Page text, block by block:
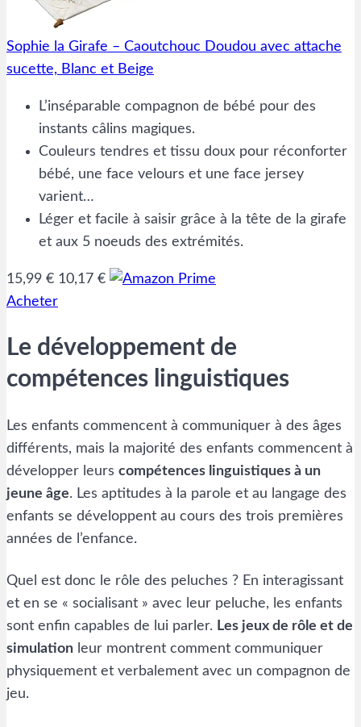
Sophie la Girafe – Caoutchouc Doudou avec attache
sucette, Blanc et Beige
L’inséparable compagnon de bébé pour des
instants câlins magiques.
Couleurs tendres et tissu doux pour réconforter
bébé, une face velours et une face jersey
varient…
Léger et facile à saisir grâce à la tête de la girafe
et aux 5 noeuds des extrémités.
15,99 € 10,17 €
Acheter
Le développement de
compétences linguistiques
Les enfants commencent à communiquer à des âges
différents, mais la majorité des enfants commencent à
développer leurs compétences linguistiques à un
jeune âge. Les aptitudes à la parole et au langage des
enfants se développent au cours des trois premières
années de l’enfance.
Quel est donc le rôle des peluches ? En interagissant
et en se « socialisant » avec leur peluche, les enfants
sont enfin capables de lui parler. Les jeux de rôle et de
simulation leur montrent comment communiquer
physiquement et verbalement avec un compagnon de
jeu.